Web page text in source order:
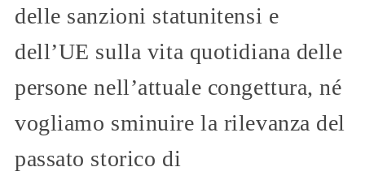
delle sanzioni statunitensi e
dell’UE sulla vita quotidiana delle
persone nell’attuale congettura, né
vogliamo sminuire la rilevanza del
passato storico di